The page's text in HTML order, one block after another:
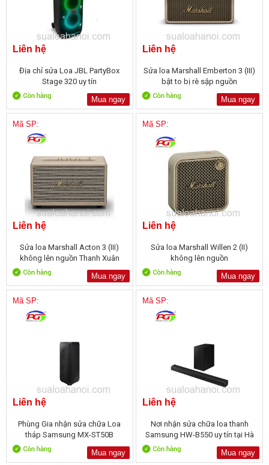
Liên hệ
Địa chỉ sửa Loa JBL PartyBox
Stage 320 uy tín
Mua ngay
Liên hệ
Sửa loa Marshall Emberton 3 (III)
bật to bị rè sập nguồn
Mua ngay
Mã SP:
Liên hệ
Sửa loa Marshall Acton 3 (III)
không lên nguồn Thanh Xuân
Mua ngay
Mã SP:
Liên hệ
Sửa loa Marshall Willen 2 (II)
không lên nguồn
Mua ngay
Mã SP:
Liên hệ
Phùng Gia nhận sửa chữa Loa
tháp Samsung MX-ST50B
Mua ngay
Mã SP:
Liên hệ
Nơi nhận sửa chữa loa thanh
Samsung HW-B550 uy tín tại Hà
Mua ngay